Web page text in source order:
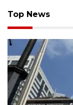
Top News